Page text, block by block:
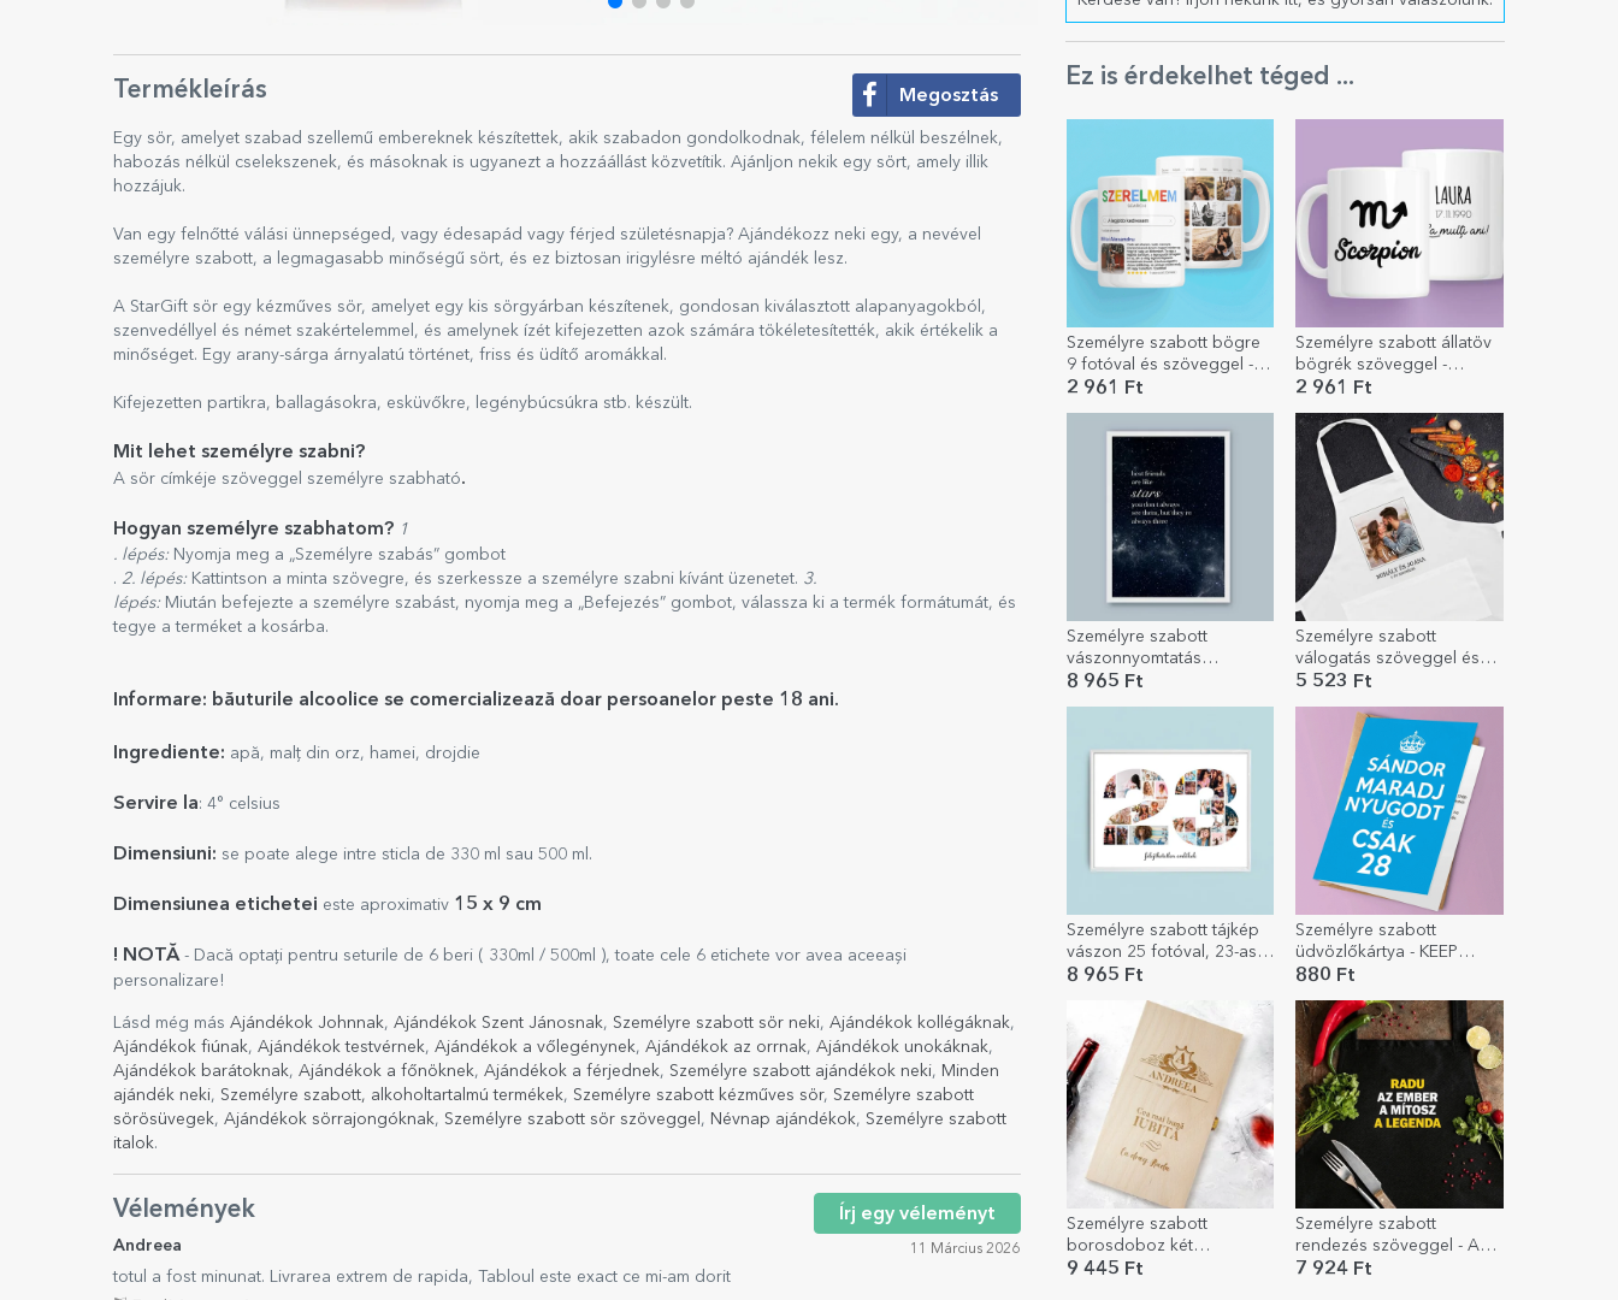
Ez is érdekelhet téged ...
Személyre szabott bögre
9 fotóval és szöveggel -
Keresés
2 961 Ft
Személyre szabott állatöv
bögrék szöveggel -
Skorpió
2 961 Ft
Személyre szabott
vászonnyomtatás
szöveggel - Legjobb
8 965 Ft
Személyre szabott
válogatás szöveggel és
fotóval - Szerelem
5 523 Ft
Személyre szabott tájkép
vászon 25 fotóval, 23-as
modellszámmal és
8 965 Ft
Személyre szabott
üdvözlőkártya - KEEP
CALM
880 Ft
Személyre szabott
borosdoboz két
palackhoz – vintage név
9 445 Ft
Személyre szabott
rendezés szöveggel - A
legenda
7 924 Ft
Termékleírás Megosztás
Egy sör, amelyet szabad szellemű embereknek készítettek, akik szabadon gondolkodnak, félelem nélkül beszélnek,
habozás nélkül cselekszenek, és másoknak is ugyanezt a hozzáállást közvetítik. Ajánljon nekik egy sört, amely illik
hozzájuk.
Van egy felnőtté válási ünnepséged, vagy édesapád vagy férjed születésnapja? Ajándékozz neki egy, a nevével
személyre szabott, a legmagasabb minőségű sört, és ez biztosan irigylésre méltó ajándék lesz.
A StarGift sör egy kézműves sör, amelyet egy kis sörgyárban készítenek, gondosan kiválasztott alapanyagokból,
szenvedéllyel és német szakértelemmel, és amelynek ízét kifejezetten azok számára tökéletesítették, akik értékelik a
minőséget. Egy arany-sárga árnyalatú történet, friss és üdítő aromákkal.
Kifejezetten partikra, ballagásokra, esküvőkre, legénybúcsúkra stb. készült.
Mit lehet személyre szabni?
A sör címkéje szöveggel személyre szabható.
Hogyan személyre szabhatom? 1
. lépés: Nyomja meg a „Személyre szabás” gombot
. 2. lépés: Kattintson a minta szövegre, és szerkessze a személyre szabni kívánt üzenetet. 3.
lépés: Miután befejezte a személyre szabást, nyomja meg a „Befejezés” gombot, válassza ki a termék formátumát, és
tegye a terméket a kosárba.
Informare: băuturile alcoolice se comercializează doar persoanelor peste 18 ani.
Ingrediente: apă, malț din orz, hamei, drojdie
Servire la: 4° celsius
Dimensiuni: se poate alege intre sticla de 330 ml sau 500 ml.
Dimensiunea etichetei este aproximativ 1 5 x 9 cm
! NOTĂ- Dacă optați pentru seturile de 6 beri ( 330ml / 500ml ), toate cele 6 etichete vor avea aceeași
personalizare!
Lásd még más Ajándékok Johnnak, Ajándékok Szent Jánosnak, Személyre szabott sör neki, Ajándékok kollégáknak,
Ajándékok fiúnak, Ajándékok testvérnek, Ajándékok a vőlegénynek, Ajándékok az orrnak, Ajándékok unokáknak,
Ajándékok barátoknak, Ajándékok a főnöknek, Ajándékok a férjednek, Személyre szabott ajándékok neki, Minden
ajándék neki, Személyre szabott, alkoholtartalmú termékek, Személyre szabott kézműves sör, Személyre szabott
sörösüvegek, Ajándékok sörrajongóknak, Személyre szabott sör szöveggel , Névnap ajándékok, Személyre szabott
italok.
Vélemények Írj egy véleményt
Andreea 11 Március 2026
totul a fost minunat. Livrarea extrem de rapida, Tabloul este exact ce mi-am dorit